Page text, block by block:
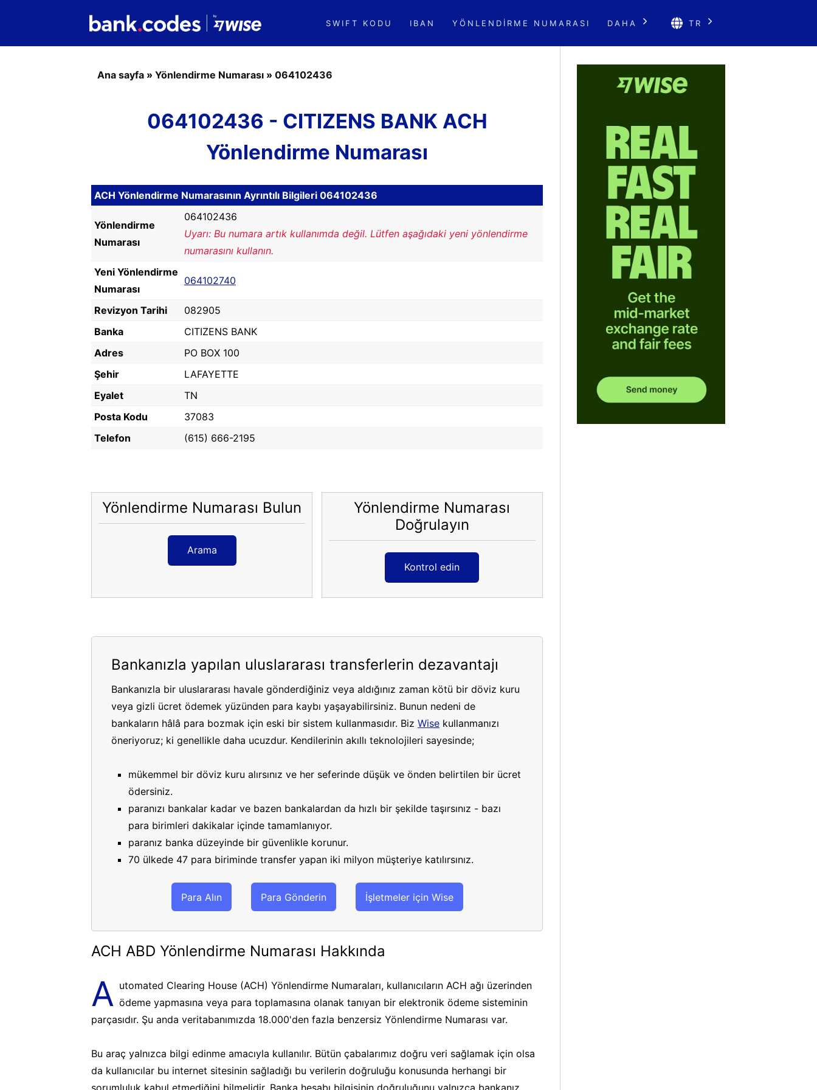
SWIFT KODU IBAN YÖNLENDIRME NUMARASI DAHA TR
Ana sayfa » Yönlendirme Numarası » 064102436
064102436 - CITIZENS BANK ACH
Yönlendirme Numarası
ACH Yönlendirme Numarasının Ayrıntılı Bilgileri 064102436
Yönlendirme
Numarası
064102436
Uyarı: Bu numara artık kullanımda değil. Lütfen aşağıdaki yeni yönlendirme
numarasını kullanın.
Yeni Yönlendirme
Numarası
064102740
Revizyon Tarihi
082905
Banka
CITIZENS BANK
Adres
PO BOX 100
Şehir
LAFAYETTE
Eyalet
TN
Posta Kodu
37083
Telefon
(615) 666-2195
Yönlendirme Numarası Bulun
Arama
Yönlendirme Numarası
Doğrulayın
Kontrol edin
Bankanızla yapılan uluslararası transferlerin dezavantajı
Bankanızla bir uluslararası havale gönderdiğiniz veya aldığınız zaman kötü bir döviz kuru
veya gizli ücret ödemek yüzünden para kaybı yaşayabilirsiniz. Bunun nedeni de
bankaların hâlâ para bozmak için eski bir sistem kullanmasıdır. Biz Wise kullanmanızı
öneriyoruz; ki genellikle daha ucuzdur. Kendilerinin akıllı teknolojileri sayesinde;
mükemmel bir döviz kuru alırsınız ve her seferinde düşük ve önden belirtilen bir ücret
ödersiniz.
paranızı bankalar kadar ve bazen bankalardan da hızlı bir şekilde taşırsınız - bazı
para birimleri dakikalar içinde tamamlanıyor.
paranız banka düzeyinde bir güvenlikle korunur.
70 ülkede 47 para biriminde transfer yapan iki milyon müşteriye katılırsınız.
Para Alın Para Gönderin İşletmeler için Wise
ACH ABD Yönlendirme Numarası Hakkında
A utomated Clearing House (ACH) Yönlendirme Numaraları, kullanıcıların ACH ağı üzerinden
ödeme yapmasına veya para toplamasına olanak tanıyan bir elektronik ödeme sisteminin
parçasıdır. Şu anda veritabanımızda 18.000'den fazla benzersiz Yönlendirme Numarası var.
Bu araç yalnızca bilgi edinme amacıyla kullanılır. Bütün çabalarımız doğru veri sağlamak için olsa
da kullanıcılar bu internet sitesinin sağladığı bu verilerin doğruluğu konusunda herhangi bir